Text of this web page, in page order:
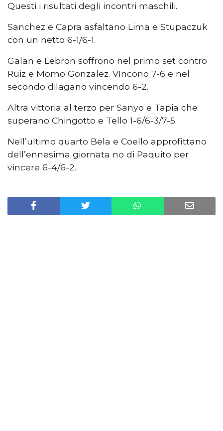
Questi i risultati degli incontri maschili.
Sanchez e Capra asfaltano Lima e Stupaczuk
con un netto 6-1/6-1.
Galan e Lebron soffrono nel primo set contro
Ruiz e Momo Gonzalez. VIncono 7-6 e nel
secondo dilagano vincendo 6-2.
Altra vittoria al terzo per Sanyo e Tapia che
superano Chingotto e Tello 1-6/6-3/7-5.
Nell’ultimo quarto Bela e Coello approfittano
dell’ennesima giornata no di Paquito per
vincere 6-4/6-2.